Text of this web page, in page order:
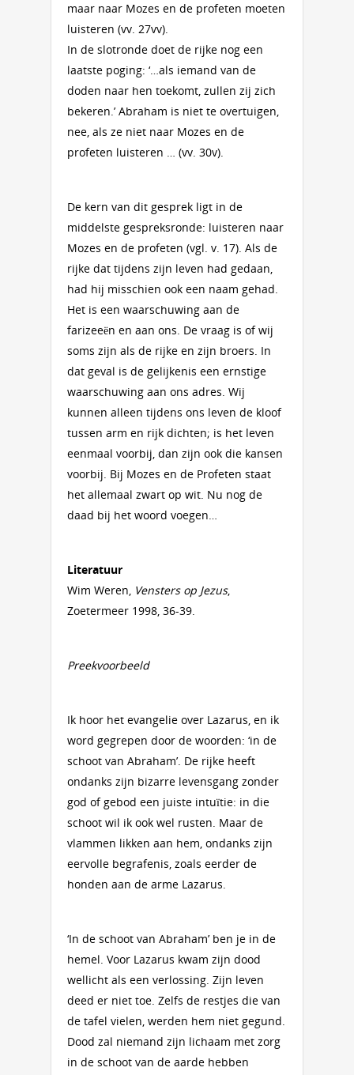
maar naar Mozes en de profeten moeten
luisteren (vv. 27vv).
In de slotronde doet de rijke nog een
laatste poging: ‘…als iemand van de
doden naar hen toekomt, zullen zij zich
bekeren.’ Abraham is niet te overtuigen,
nee, als ze niet naar Mozes en de
profeten luisteren … (vv. 30v).
De kern van dit gesprek ligt in de
middelste gespreksronde: luisteren naar
Mozes en de profeten (vgl. v. 17). Als de
rijke dat tijdens zijn leven had gedaan,
had hij misschien ook een naam gehad.
Het is een waarschuwing aan de
farizeeën en aan ons. De vraag is of wij
soms zijn als de rijke en zijn broers. In
dat geval is de gelijkenis een ernstige
waarschuwing aan ons adres. Wij
kunnen alleen tijdens ons leven de kloof
tussen arm en rijk dichten; is het leven
eenmaal voorbij, dan zijn ook die kansen
voorbij. Bij Mozes en de Profeten staat
het allemaal zwart op wit. Nu nog de
daad bij het woord voegen…
Literatuur
Wim Weren, Vensters op Jezus,
Zoetermeer 1998, 36-39.
Preekvoorbeeld
Ik hoor het evangelie over Lazarus, en ik
word gegrepen door de woorden: ‘in de
schoot van Abraham’. De rijke heeft
ondanks zijn bizarre levensgang zonder
god of gebod een juiste intuïtie: in die
schoot wil ik ook wel rusten. Maar de
vlammen likken aan hem, ondanks zijn
eervolle begrafenis, zoals eerder de
honden aan de arme Lazarus.
‘In de schoot van Abraham’ ben je in de
hemel. Voor Lazarus kwam zijn dood
wellicht als een verlossing. Zijn leven
deed er niet toe. Zelfs de restjes die van
de tafel vielen, werden hem niet gegund.
Dood zal niemand zijn lichaam met zorg
in de schoot van de aarde hebben